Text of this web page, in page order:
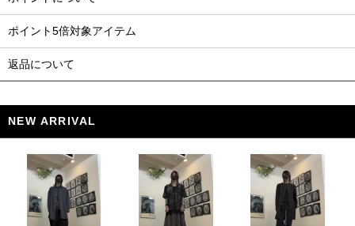
ポイント5倍対象アイテム
返品について
NEW ARRIVAL